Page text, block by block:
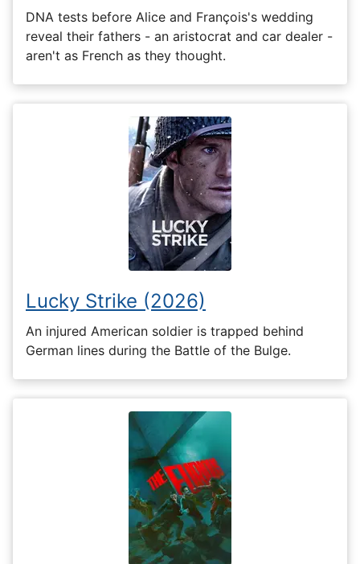
DNA tests before Alice and François's wedding
reveal their fathers - an aristocrat and car dealer -
aren't as French as they thought.
Lucky Strike (2026)
An injured American soldier is trapped behind
German lines during the Battle of the Bulge.